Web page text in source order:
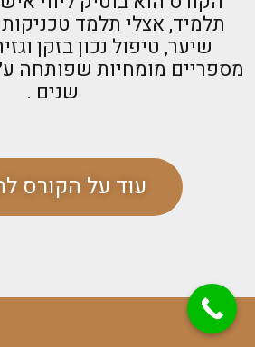
תלמיד, אצלי תלמד
שיער, טיפול נכון בזקן
שנים .
עוד על הקורס